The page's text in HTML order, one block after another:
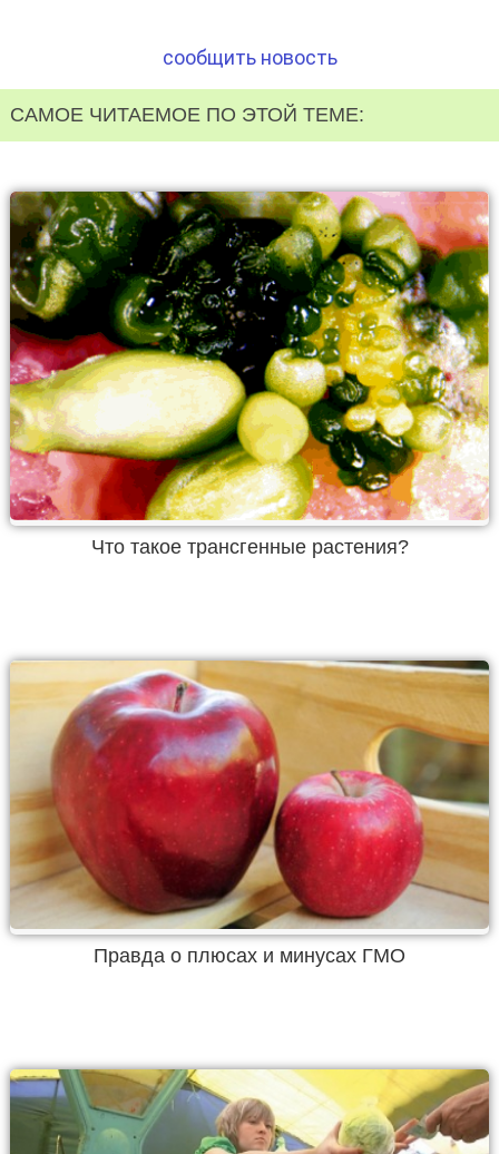
сообщить новость
САМОЕ ЧИТАЕМОЕ ПО ЭТОЙ ТЕМЕ:
Что такое трансгенные растения?
Правда о плюсах и минусах ГМО